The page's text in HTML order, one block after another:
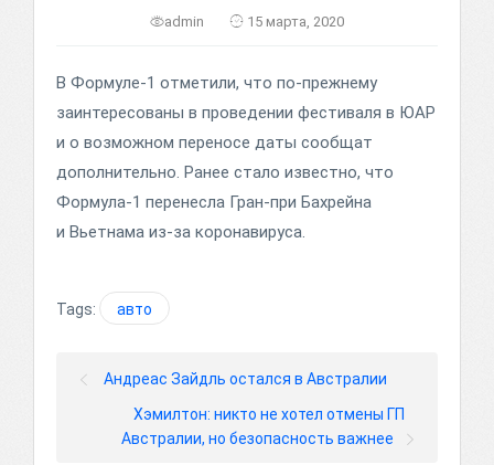
admin 15 марта, 2020
В Формуле-1 отметили, что по-прежнему
заинтересованы в проведении фестиваля в ЮАР
и о возможном переносе даты сообщат
дополнительно. Ранее стало известно, что
Формула-1 перенесла Гран-при Бахрейна
и Вьетнама из-за коронавируса.
Tags: авто
Андреас Зайдль остался в Австралии
Хэмилтон: никто не хотел отмены ГП
Австралии, но безопасность важнее